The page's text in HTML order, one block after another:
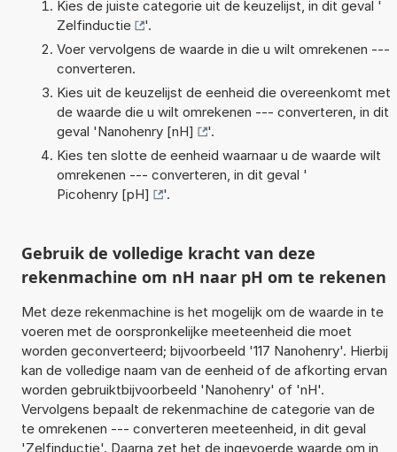
Kies de juiste categorie uit de keuzelijst, in dit geval '
Zelfinductie
'.
Voer vervolgens de waarde in die u wilt omrekenen ---
converteren.
Kies uit de keuzelijst de eenheid die overeenkomt met
de waarde die u wilt omrekenen --- converteren, in dit
geval 'Nanohenry [nH]
'.
Kies ten slotte de eenheid waarnaar u de waarde wilt
omrekenen --- converteren, in dit geval '
Picohenry [pH]
'.
Gebruik de volledige kracht van deze
rekenmachine om nH naar pH om te rekenen
Met deze rekenmachine is het mogelijk om de waarde in te
voeren met de oorspronkelijke meeteenheid die moet
worden geconverteerd; bijvoorbeeld '117 Nanohenry'. Hierbij
kan de volledige naam van de eenheid of de afkorting ervan
worden gebruiktbijvoorbeeld 'Nanohenry' of 'nH'.
Vervolgens bepaalt de rekenmachine de categorie van de
te omrekenen --- converteren meeteenheid, in dit geval
'Zelfinductie'. Daarna zet het de ingevoerde waarde om in